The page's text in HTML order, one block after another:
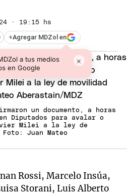
· 19:15 hs
+Agregar MDZol en
a tus medios
en Google
×
un documento, a horas
Diputados para avalar o
Milei a la ley de
Juan Mateo
Rossi, Marcelo Insúa,
Storani, Luis Alberto